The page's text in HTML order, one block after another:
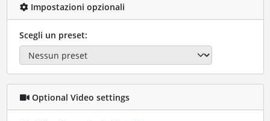
Impostazioni opzionali
Scegli un preset:
Optional Video settings